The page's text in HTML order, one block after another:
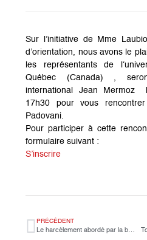
Sur l’initiative de Mme
d’orientation, nous avons le
les représentants de l
Québec (Canada) ,
international Jean Mermoz
17h30 pour vous
Padovani.
Pour participer à cette
formulaire suivant :
S’inscrire
PRÉCÉDENT
Le harcèlement abordé par la bande dessinée.